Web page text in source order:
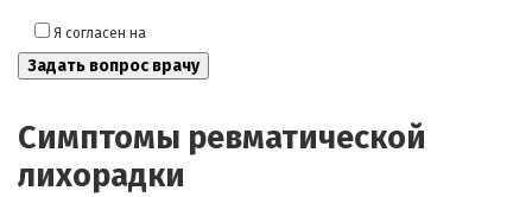
Я согласен на
Симптомы ревматической
лихорадки